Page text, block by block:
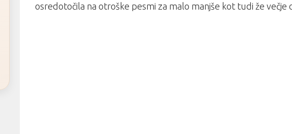
osredotočila na otroške pesmi za malo manjše kot tudi že večje